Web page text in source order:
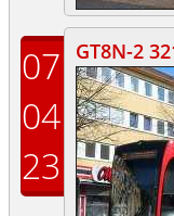
07
04
23
GT8N-2